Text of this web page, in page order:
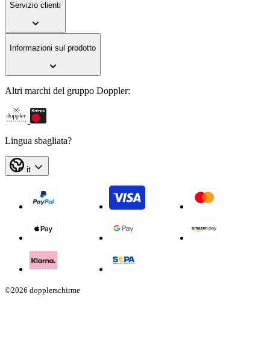
Servizio clienti
Informazioni sul prodotto
Altri marchi del gruppo Doppler:
Lingua sbagliata?
it
©2026 dopplerschirme